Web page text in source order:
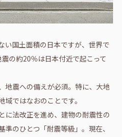
い国土面積の日本ですが、世界で
の約20％は日本付近で起こって
地震への備えが必須。特に、大地
ではなおのことです。
に法改正を進め、建物の耐震性の
のひとつ「耐震等級」。現在、